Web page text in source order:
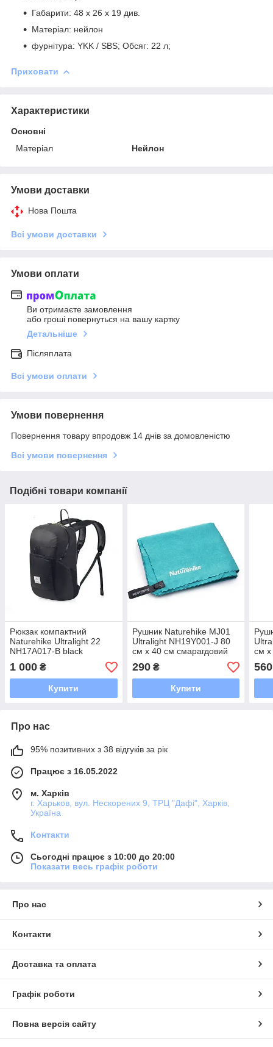
Габарити: 48 х 26 х 19 див.
Матеріал: нейлон
фурнітура: YKK / SBS; Обсяг: 22 л;
Приховати
Характеристики
Основні
Матеріал
Нейлон
Умови доставки
Нова Пошта
Всі умови доставки
Умови оплати
Ви отримаєте замовлення
або гроші повернуться на вашу картку
Детальніше
Післяплата
Всі умови оплати
Умови повернення
Повернення товару впродовж 14 днів за домовленістю
Всі умови повернення
Подібні товари компанії
Рюкзак компактний
Naturehike Ultralight 22
NH17A017-B black
1 000 ₴
Купити
Рушник Naturehike MJ01
Ultralight NH19Y001-J 80
см х 40 см смарагдовий
290₴
Купити
см х
560
Про нас
95% позитивних з 38 відгуків за рік
Працює з 16.05.2022
м. Харків
г. Харьков, вул. Нескорених 9, ТРЦ "Дафі", Харків,
Україна
Контакти
Сьогодні працює з 10:00 до 20:00
Показати весь графік роботи
Про нас
Контакти
Доставка та оплата
Графік роботи
Повна версія сайту